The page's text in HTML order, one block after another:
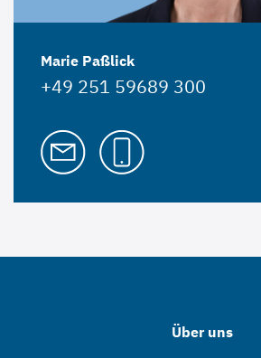
Marie Paßlick
+49 251 59689 300
Über uns